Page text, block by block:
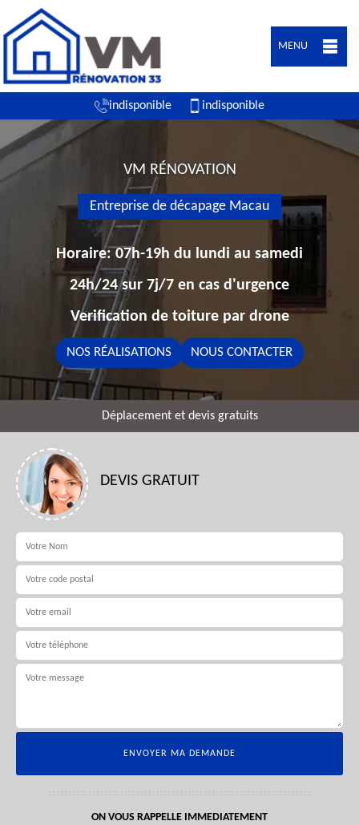
MENU
indisponible indisponible
VM RÉNOVATION
Entreprise de décapage Macau
Horaire: 07h-19h du lundi au samedi
24h/24 sur 7j/7 en cas d'urgence
Verification de toiture par drone
NOS RÉALISATIONS NOUS CONTACTER
Déplacement et devis gratuits
DEVIS GRATUIT
ON VOUS RAPPELLE IMMEDIATEMENT